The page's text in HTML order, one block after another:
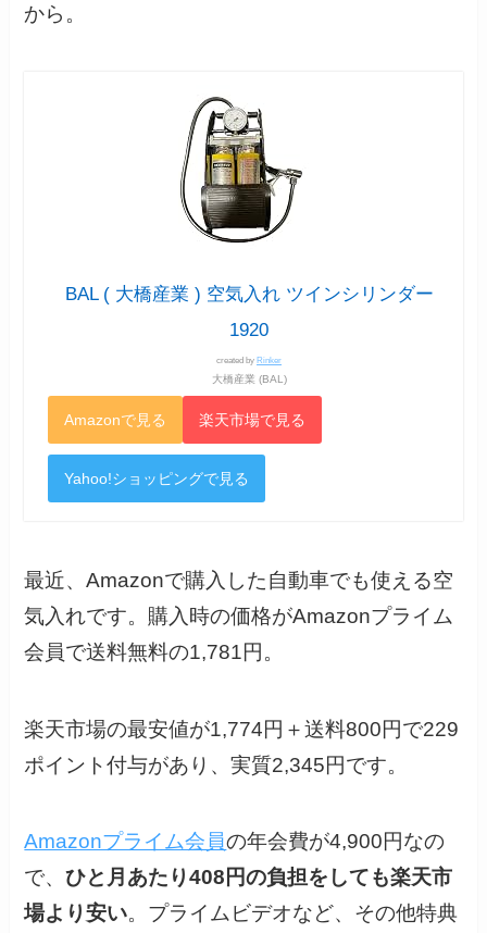
から。
BAL ( 大橋産業 ) 空気入れ ツインシリンダー
1920
created by Rinker
大橋産業 (BAL)
Amazonで見る 楽天市場で見る
Yahoo!ショッピングで見る
最近、Amazonで購入した自動車でも使える空
気入れです。購入時の価格がAmazonプライム
会員で送料無料の1,781円。
楽天市場の最安値が1,774円＋送料800円で229
ポイント付与があり、実質2,345円です。
Amazonプライム会員の年会費が4,900円なの
で、ひと月あたり408円の負担をしても楽天市
場より安い。プライムビデオなど、その他特典